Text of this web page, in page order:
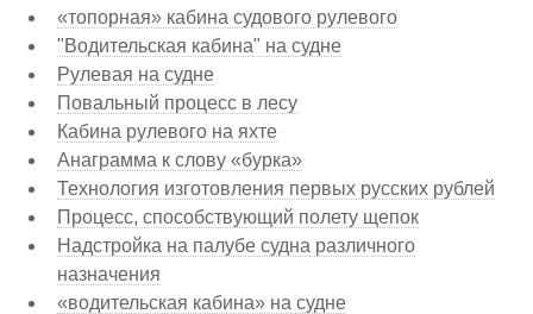
«топорная» кабина судового рулевого
"Водительская кабина" на судне
Рулевая на судне
Повальный процесс в лесу
Кабина рулевого на яхте
Анаграмма к слову «бурка»
Технология изготовления первых русских рублей
Процесс, способствующий полету щепок
Надстройка на палубе судна различного
назначения
«водительская кабина» на судне